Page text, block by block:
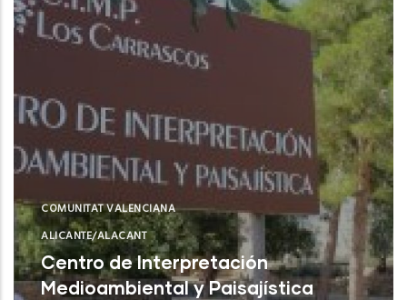
COMUNITAT VALENCIANA
ALICANTE/ALACANT
Centro de Interpretación
Medioambiental y Paisajística